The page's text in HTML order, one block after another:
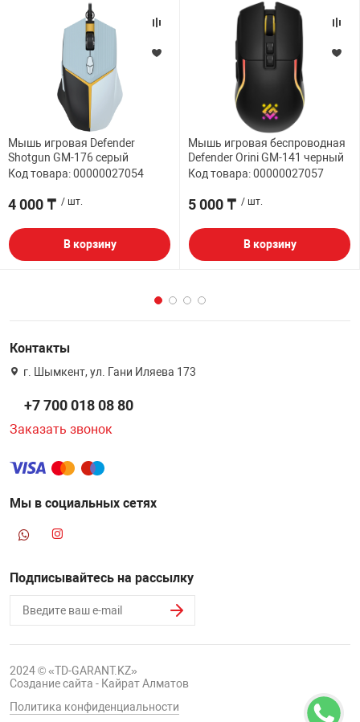
Мышь игровая Defender
Shotgun GM-176 серый
Код товара: 00000027054
4 000 ₸ / шт.
В корзину
Мышь игровая беспроводная
Defender Orini GM-141 черный
Код товара: 00000027057
5 000 ₸ / шт.
В корзину
Контакты
г. Шымкент, ул. Гани Иляева 173
+7 700 018 08 80
Заказать звонок
Мы в социальных сетях
Подписывайтесь на рассылку
2024 © «TD-GARANT.KZ»
Создание сайта - Кайрат Алматов
Политика конфиденциальности